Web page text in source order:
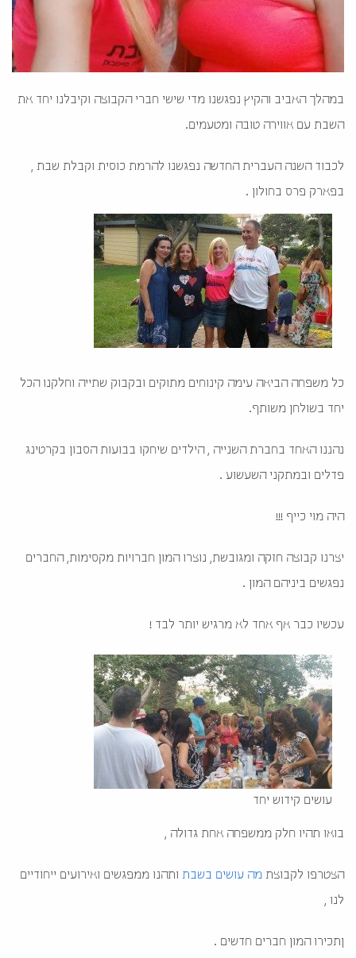
במהלך האביב והקיץ נפגשנו מדי שישי חברי הקבוצה וקיבלנו יחד את
השבת עם אווירה טובה ומטעמים.
לכבוד השנה העברית החדשה נפגשנו להרמת כוסית וקבלת שבת ,
בפארק פרס בחולון .
כל משפחה הביאה עימה קינוחים מתוקים ובקבוק שתייה וחלקנו הכל
יחד בשולחן משותף.
נהננו האחד בחברת השנייה , הילדים שיחקו בבועות הסבון בקרטינג
פדלים ובמתקני השעשוע .
היה מוי כייף !!!
יצרנו קבוצה חזקה ומגובשת, נוצרו המון חברויות מקסימות, החברים
נפגשים ביניהם המון .
עכשיו כבר אף אחד לא מרגיש יותר לבד !
עושים קידוש יחד
בואו תהיו חלק ממשפחה אחת גדולה ,
הצטרפו לקבוצת מה עושים בשבת ותהנו ממפגשים ואירועים ייחודיים
לנו ,
ןתכירו המון חברים חדשים .